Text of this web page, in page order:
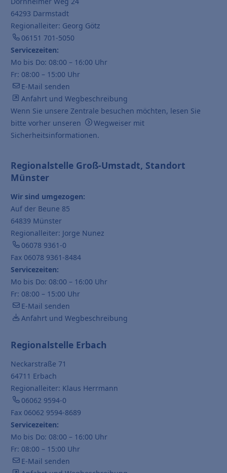
64293 Darmstadt
Regionalleiter: Georg Götz
06151 701-5050
Servicezeiten:
Mo bis Do: 08:00 – 16:00 Uhr
Fr: 08:00 – 15:00 Uhr
E-Mail senden
Anfahrt und Wegbeschreibung
Wenn Sie unsere Zentrale besuchen möchten, lesen Sie
bitte vorher unseren
Wegweiser mit
Sicherheitsinformationen.
Regionalstelle Groß-Umstadt, Standort
Münster
Wir sind umgezogen:
Auf der Beune 85
64839 Münster
Regionalleiter: Jorge Nunez
06078 9361-0
Fax 06078 9361-8484
Servicezeiten:
Mo bis Do: 08:00 – 16:00 Uhr
Fr: 08:00 – 15:00 Uhr
E-Mail senden
Anfahrt und Wegbeschreibung
Regionalstelle Erbach
Neckarstraße 71
64711 Erbach
Regionalleiter: Klaus Herrmann
06062 9594-0
Fax 06062 9594-8689
Servicezeiten:
Mo bis Do: 08:00 – 16:00 Uhr
Fr: 08:00 – 15:00 Uhr
E-Mail senden